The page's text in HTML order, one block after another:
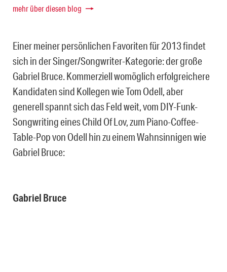
mehr über diesen blog
Einer meiner persönlichen Favoriten für 2013 findet
sich in der Singer/Songwriter-Kategorie: der große
Gabriel Bruce. Kommerziell womöglich erfolgreichere
Kandidaten sind Kollegen wie Tom Odell, aber
generell spannt sich das Feld weit, vom DIY-Funk-
Songwriting eines Child Of Lov, zum Piano-Coffee-
Table-Pop von Odell hin zu einem Wahnsinnigen wie
Gabriel Bruce:
Gabriel Bruce